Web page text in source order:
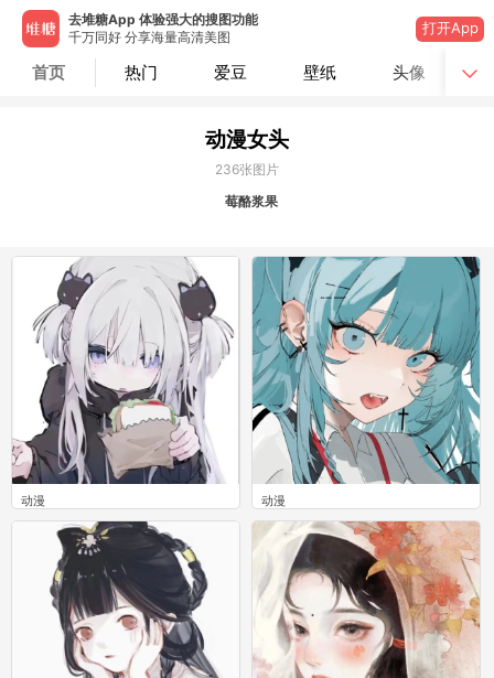
去堆糖App 体验强大的搜图功能
千万同好 分享海量高清美图
打开App
首页 热门 爱豆 壁纸 头像
动漫女头
236张图片
莓酪浆果
动漫
0
动漫
0